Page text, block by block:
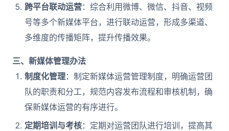
跨平台联动运营：综合利用微博、微信、抖音、视频
号等多个新媒体平台，进行联动运营，形成多渠道、
多维度的传播矩阵，提升传播效果。
三、新媒体管理办法
制度化管理：制定新媒体运营管理制度，明确运营团
队的职责和分工，规范内容发布流程和审核机制，确
保新媒体运营的有序进行。
定期培训与考核：定期对运营团队进行培训，提高其